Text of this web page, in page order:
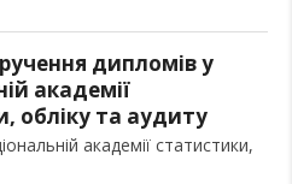
дипломів у
академії
обліку та аудиту
академії статистики,